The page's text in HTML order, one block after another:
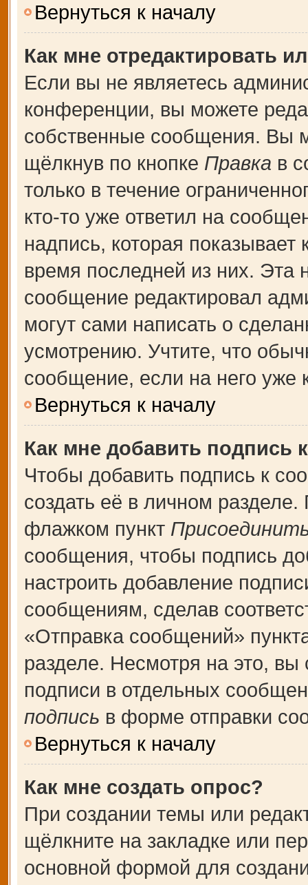
Вернуться к началу
Как мне отредактировать
Если вы не являетесь
конференции, вы можете
собственные сообщения. Вы
щёлкнув по кнопке Правка в
только в течение
кто-то уже ответил на
надпись, которая показывает
время последней из них. Эта
сообщение редактировал
могут сами написать о
усмотрению. Учтите, что
сообщение, если на него уже
Вернуться к началу
Как мне добавить подпись
Чтобы добавить подпись к
создать её в личном
флажком пункт
сообщения, чтобы подпись
настроить добавление
сообщениям, сделав
«Отправка сообщений»
разделе. Несмотря на это,
подписи в отдельных
подпись в форме отправки
Вернуться к началу
Как мне создать опрос?
При создании темы или
щёлкните на закладке или
основной формой для